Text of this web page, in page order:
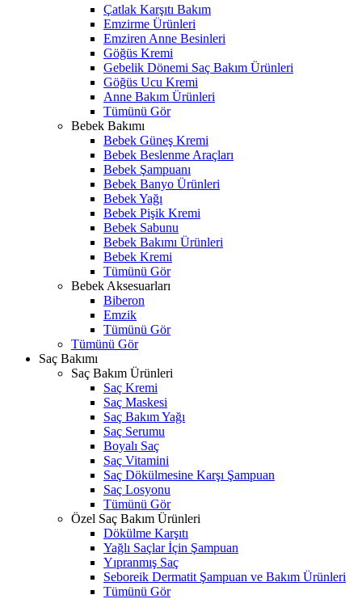
Çatlak Karşıtı Bakım
Emzirme Ürünleri
Emziren Anne Besinleri
Göğüs Kremi
Gebelik Dönemi Saç Bakım Ürünleri
Göğüs Ucu Kremi
Anne Bakım Ürünleri
Tümünü Gör
Bebek Bakımı
Bebek Güneş Kremi
Bebek Beslenme Araçları
Bebek Şampuanı
Bebek Banyo Ürünleri
Bebek Yağı
Bebek Pişik Kremi
Bebek Sabunu
Bebek Bakımı Ürünleri
Bebek Kremi
Tümünü Gör
Bebek Aksesuarları
Biberon
Emzik
Tümünü Gör
Tümünü Gör
Saç Bakımı
Saç Bakım Ürünleri
Saç Kremi
Saç Maskesi
Saç Bakım Yağı
Saç Serumu
Boyalı Saç
Saç Vitamini
Saç Dökülmesine Karşı Şampuan
Saç Losyonu
Tümünü Gör
Özel Saç Bakım Ürünleri
Dökülme Karşıtı
Yağlı Saçlar İçin Şampuan
Yıpranmış Saç
Seboreik Dermatit Şampuan ve Bakım Ürünleri
Tümünü Gör